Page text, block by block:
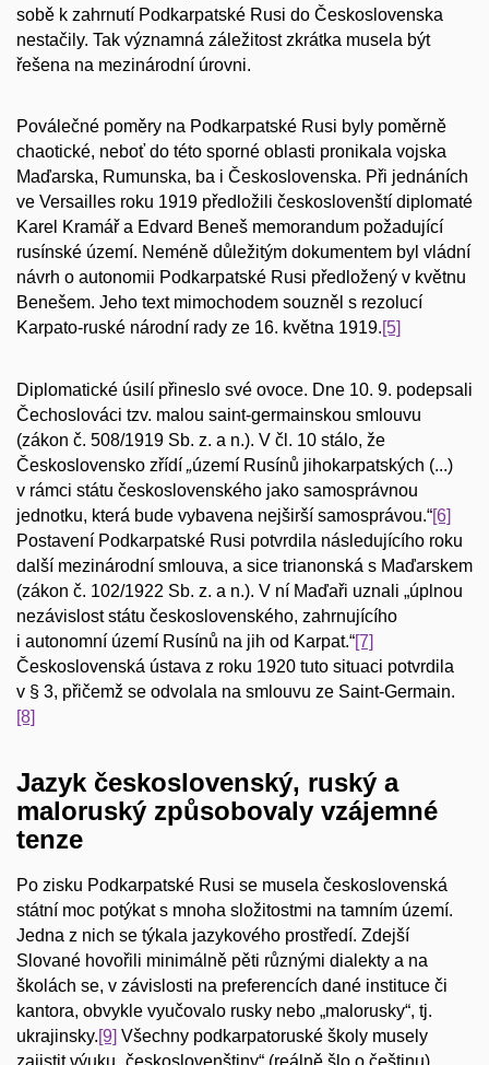
sobě k zahrnutí Podkarpatské Rusi do Československa
nestačily. Tak významná záležitost zkrátka musela být
řešena na mezinárodní úrovni.
Poválečné poměry na Podkarpatské Rusi byly poměrně
chaotické, neboť do této sporné oblasti pronikala vojska
Maďarska, Rumunska, ba i Československa. Při jednáních
ve Versailles roku 1919 předložili českoslovenští diplomaté
Karel Kramář a Edvard Beneš memorandum požadující
rusínské území. Neméně důležitým dokumentem byl vládní
návrh o autonomii Podkarpatské Rusi předložený v květnu
Benešem. Jeho text mimochodem souzněl s rezolucí
Karpato-ruské národní rady ze 16. května 1919.[5]
Diplomatické úsilí přineslo své ovoce. Dne 10. 9. podepsali
Čechoslováci tzv. malou saint-germainskou smlouvu
(zákon č. 508/1919 Sb. z. a n.). V čl. 10 stálo, že
Československo zřídí „území Rusínů jihokarpatských (...)
v rámci státu československého jako samosprávnou
jednotku, která bude vybavena nejširší samosprávou.“[6]
Postavení Podkarpatské Rusi potvrdila následujícího roku
další mezinárodní smlouva, a sice trianonská s Maďarskem
(zákon č. 102/1922 Sb. z. a n.). V ní Maďaři uznali „úplnou
nezávislost státu československého, zahrnujícího
i autonomní území Rusínů na jih od Karpat.“[7]
Československá ústava z roku 1920 tuto situaci potvrdila
v § 3, přičemž se odvolala na smlouvu ze Saint-Germain.
[8]
Jazyk československý, ruský a
maloruský způsobovaly vzájemné
tenze
Po zisku Podkarpatské Rusi se musela československá
státní moc potýkat s mnoha složitostmi na tamním území.
Jedna z nich se týkala jazykového prostředí. Zdejší
Slované hovořili minimálně pěti různými dialekty a na
školách se, v závislosti na preferencích dané instituce či
kantora, obvykle vyučovalo rusky nebo „malorusky“, tj.
ukrajinsky.[9] Všechny podkarpatoruské školy musely
zajistit výuku „českoslovenštiny“ (reálně šlo o češtinu),